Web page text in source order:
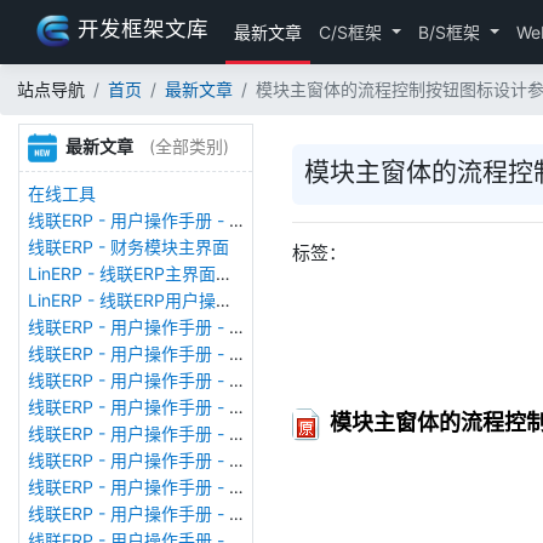
开发框架文库 最新文章 C/S框架 B/S框架
站点导航 首页 最新文章 模块主窗体的流程控制按钮图标设计
最新文章 (全部类别)
在线工具
线联ERP - 用户操作手册 - 存货期初
线联ERP - 财务模块主界面
LinERP - 线联ERP主界面（HOME）
LinERP - 线联ERP用户操作手册 - 系统登陆
线联ERP - 用户操作手册 - 查看在线用户
线联ERP - 用户操作手册 - 数据备份
线联ERP - 用户操作手册 - 工厂管理
线联ERP - 用户操作手册 - 帐套管理
线联ERP - 用户操作手册 - 语种设置
线联ERP - 用户操作手册 - 国际化多语言
线联ERP - 用户操作手册 - 报表管理
线联ERP - 用户操作手册 - 字段名管理
模块主窗体的流程
标签：
模块主窗体的流程控